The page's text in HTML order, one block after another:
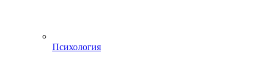
Психология